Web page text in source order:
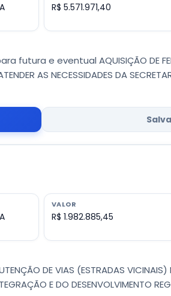
R$ 5.571.971,40
e eventual AQUISIÇÃO DE
AS NECESSIDADES DA
VALOR
R$ 1.982.885,45
DE VIAS (ESTRADAS VICINAIS)
E DO DESENVOLVIMENTO